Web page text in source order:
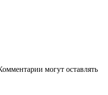
могут оставлять